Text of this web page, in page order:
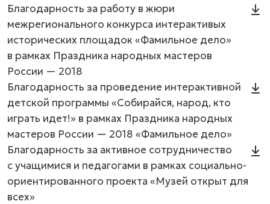
Благодарность за работу в жюри
межрегионального конкурса интерактивых
исторических площадок «Фамильное дело»
в рамках Праздника народных мастеров
России — 2018
Благодарность за проведение интерактивной
детской программы «Собирайся, народ, кто
играть идет!» в рамках Праздника народных
мастеров России — 2018 «Фамильное дело»
Благодарность за активное сотрудничество
с учащимися и педагогами в рамках социально-
ориентированного проекта «Музей открыт для
всех»